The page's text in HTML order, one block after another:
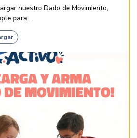
nuestro Dado de Movimiento,
para ...